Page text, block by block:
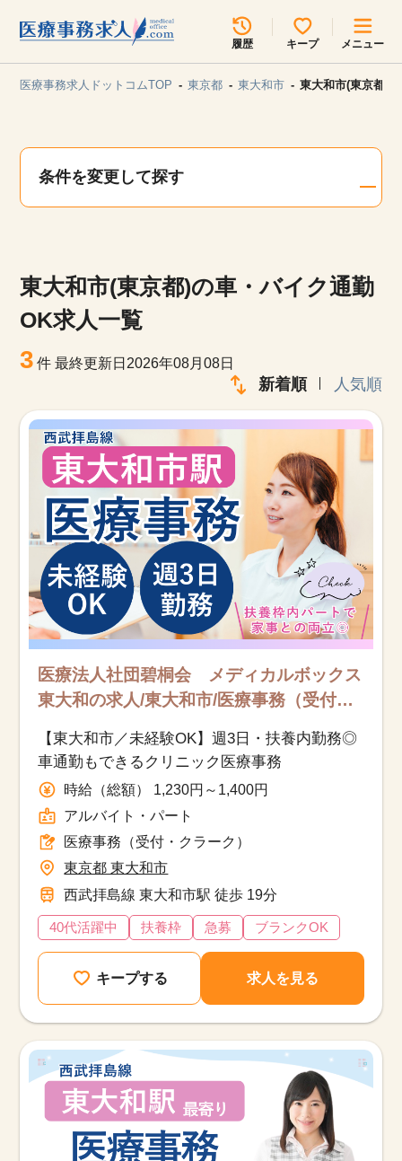
履歴 キープ メニュー
見学会・イベント情報
お知らせ
医療事務求人ドットコムとは
サイトの使い方
就職サポート
人材をお探しの医療機関・企業様
運営会社
医療事務求人ドットコムTOP 東京都 東大和市 東大和市(東京都)
条件を変更して探す
東大和市(東京都)の車・バイク通勤
OK求人一覧
3 件最終更新日2026年08月08日
新着順 人気順
医療法人社団碧桐会 メディカルボックス
東大和の求人/東大和市/医療事務（受付・
【東大和市／未経験OK】週3日・扶養内勤務◎
車通勤もできるクリニック医療事務
時給（総額） 1,230円～1,400円
アルバイト・パート
医療事務（受付・クラーク）
東京都 東大和市
西武拝島線 東大和市駅 徒歩 19分
40代活躍中 扶養枠 急募 ブランクOK
キープする 求人を見る
所在地のエリアを選択してください
各支店担当よりご連絡させていただきます。
関東
甲信越・北陸 中国・四国
九州・沖縄